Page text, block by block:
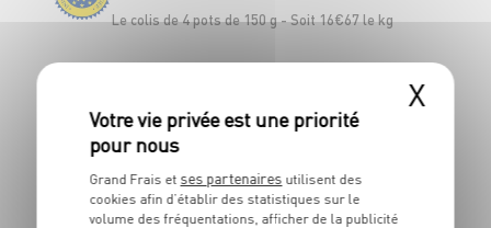
Le colis de 4 pots de 150 g - Soit 16€67 le kg
X
Grand Frais et ses partenaires utilisent des
cookies afin d’établir des statistiques sur le
volume des fréquentations, afficher de la publicité